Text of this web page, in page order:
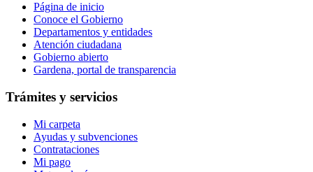
Página de inicio
Conoce el Gobierno
Departamentos y entidades
Atención ciudadana
Gobierno abierto
Gardena, portal de transparencia
Trámites y servicios
Mi carpeta
Ayudas y subvenciones
Contrataciones
Mi pago